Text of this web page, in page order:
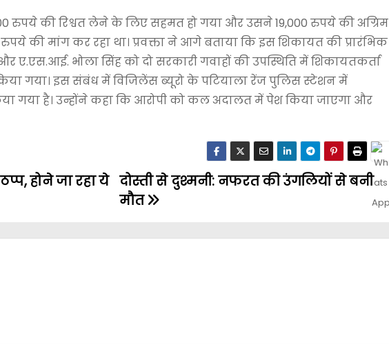
रुपये की रिश्वत लेने के लिए सहमत हो गया और उसने 19,000 रुपये की अग्रिम
की मांग कर रहा था। प्रवक्ता ने आगे बताया कि इस शिकायत की प्रारंभिक
ए.एस.आई. भोला सिंह को दो सरकारी गवाहों की उपस्थिति में शिकायतकर्ता
गया। इस संबंध में विजिलेंस ब्यूरो के पटियाला रेंज पुलिस स्टेशन में
गया है। उन्होंने कहा कि आरोपी को कल अदालत में पेश किया जाएगा और
दोस्ती से दुश्मनी: नफरत की उंगलियों से बनी
मौत
होने जा रहा ये